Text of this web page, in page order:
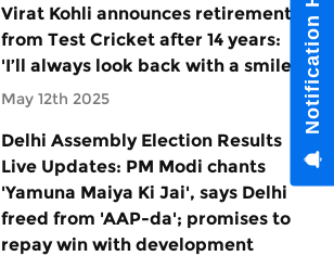
Virat Kohli announces retirement
from Test Cricket after 14 years:
'I’ll always look back with a smile'
May 12th 2025
Delhi Assembly Election Results
Live Updates: PM Modi chants
'Yamuna Maiya Ki Jai', says Delhi
freed from 'AAP-da'; promises to
repay win with development
Notification Hub